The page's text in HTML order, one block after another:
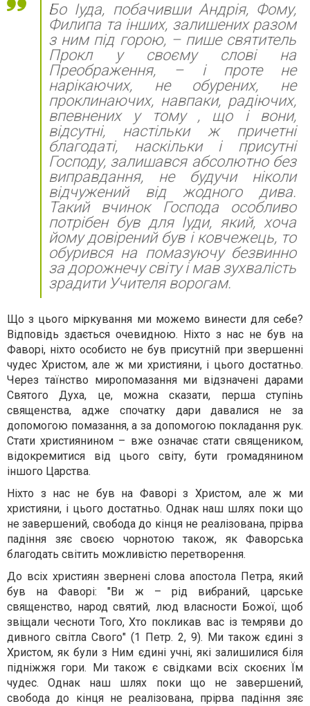
Бо Іуда, побачивши Андрія, Фому,
Филипа та інших, залишених разом
з ним під горою, – пише святитель
Прокл у своєму слові на
Преображення, – і проте не
нарікаючих, не обурених, не
проклинаючих, навпаки, радіючих,
впевнених у тому , що і вони,
відсутні, настільки ж причетні
благодаті, наскільки і присутні
Господу, залишався абсолютно без
виправдання, не будучи ніколи
відчужений від жодного дива.
Такий вчинок Господа особливо
потрібен був для Іуди, який, хоча
йому довірений був і ковчежець, то
обурився на помазуючу безвинно
за дорожнечу світу і мав зухвалість
зрадити Учителя ворогам.
Що з цього міркування ми можемо винести для себе?
Відповідь здається очевидною. Ніхто з нас не був на
Фаворі, ніхто особисто не був присутній при звершенні
чудес Христом, але ж ми християни, і цього достатньо.
Через таїнство миропомазання ми відзначені дарами
Святого Духа, це, можна сказати, перша ступінь
священства, адже спочатку дари давалися не за
допомогою помазання, а за допомогою покладання рук.
Стати християнином – вже означає стати священиком,
відокремитися від цього світу, бути громадянином
іншого Царства.
Ніхто з нас не був на Фаворі з Христом, але ж ми
християни, і цього достатньо. Однак наш шлях поки що
не завершений, свобода до кінця не реалізована, прірва
падіння зяє своєю чорнотою також, як Фаворська
благодать світить можливістю перетворення.
До всіх християн звернені слова апостола Петра, який
був на Фаворі: "Ви ж – рід вибраний, царське
священство, народ святий, люд власности Божої, щоб
звіщали чесноти Того, Хто покликав вас із темряви до
дивного світла Свого" (1 Петр. 2, 9). Ми також єдині з
Христом, як були з Ним єдині учні, які залишилися біля
підніжжя гори. Ми також є свідками всіх скоєних Їм
чудес. Однак наш шлях поки що не завершений,
свобода до кінця не реалізована, прірва падіння зяє